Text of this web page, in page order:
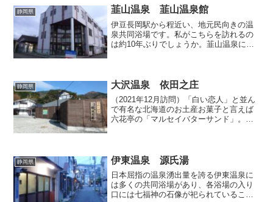
静岡県 韮山温泉 韮山温泉館
伊豆長岡駅から程近い、地元民向きの温
泉共同浴場です。私がこちらを訪れるの
は約10年ぶりでしょうか。韮山温泉につ
たくさん検索されますが...
静岡県 大沢温泉 依田之庄
（2021年12月訪問）「白い恋人」と並ん
で有名な北海道のお土産お菓子と言えば
六花亭の「マルセイバターサンド」。新
取り上げる伊豆松崎...
静岡県 伊東温泉 源氏湯
日本屈指の温泉湧出量を誇る伊東温泉に
は多くの共同浴場があり、各浴場の入り
口には七福神の石像が祀られていること